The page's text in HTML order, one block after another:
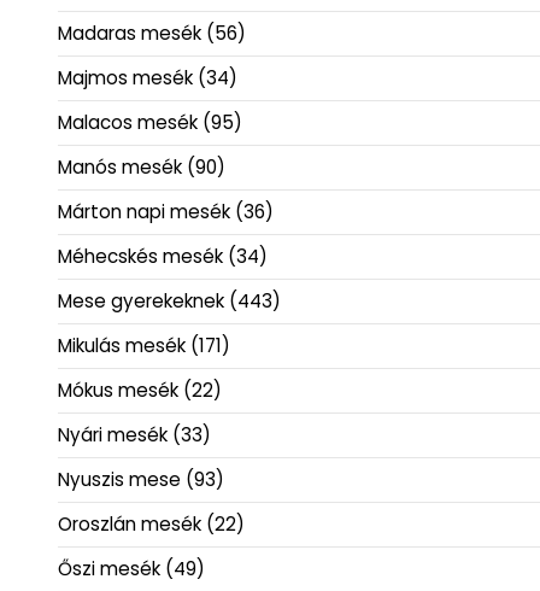
Madaras mesék (56)
Majmos mesék (34)
Malacos mesék (95)
Manós mesék (90)
Márton napi mesék (36)
Méhecskés mesék (34)
Mese gyerekeknek (443)
Mikulás mesék (171)
Mókus mesék (22)
Nyári mesék (33)
Nyuszis mese (93)
Oroszlán mesék (22)
Őszi mesék (49)